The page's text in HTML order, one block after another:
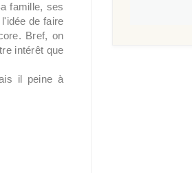
famille, ses
de faire
Bref, on
intérêt que
il peine à